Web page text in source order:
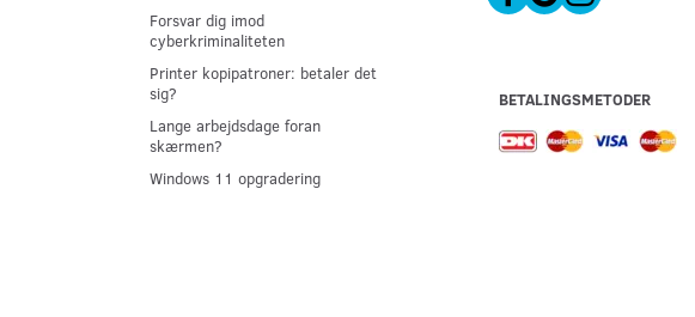
Forsvar dig imod
cyberkriminaliteten
Printer kopipatroner: betaler det
sig?
Lange arbejdsdage foran
skærmen?
Windows 11 opgradering
BETALINGSMETODER